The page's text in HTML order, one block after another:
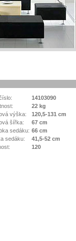
14103090
22 kg
výška:
120,5-131 cm
šířka:
67 cm
sedáku: 66 cm
sedáku:
41,5-52 cm
120